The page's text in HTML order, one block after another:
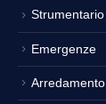
Strumentario
Emergenze
Arredamento